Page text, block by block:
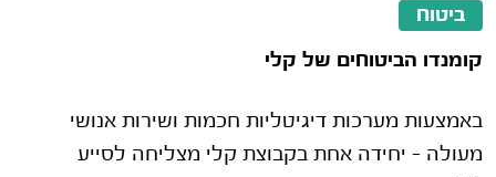
ביטוח
קומנדו הביטוחים של קלי
באמצעות מערכות דיגיטליות חכמות ושירות אנושי
מעולה – יחידה אחת בקבוצת קלי מצליחה לסייע